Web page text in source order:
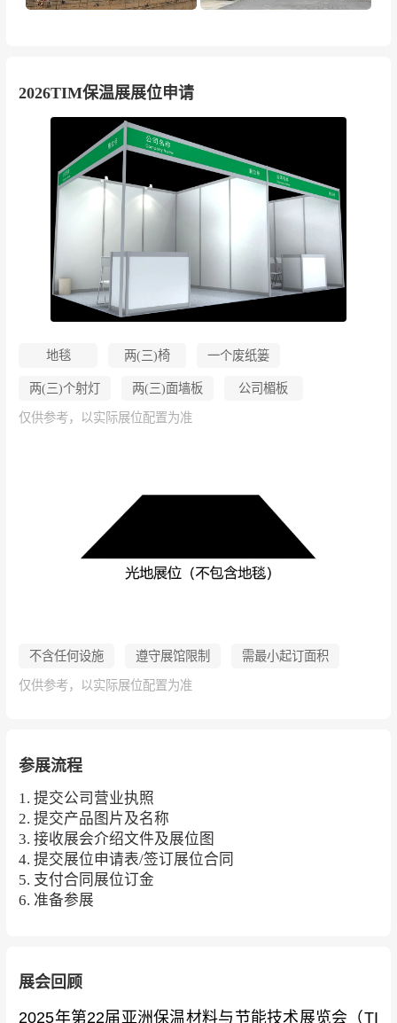
2026TIM保温展展位申请
地毯 两(三)椅 一个废纸篓
两(三)个射灯 两(三)面墙板 公司楣板
仅供参考，以实际展位配置为准
不含任何设施 遵守展馆限制 需最小起订面积
仅供参考，以实际展位配置为准
参展流程
1. 提交公司营业执照
2. 提交产品图片及名称
3. 接收展会介绍文件及展位图
4. 提交展位申请表/签订展位合同
5. 支付合同展位订金
6. 准备参展
展会回顾
2025年第22届亚洲保温材料与节能技术展览会（TI